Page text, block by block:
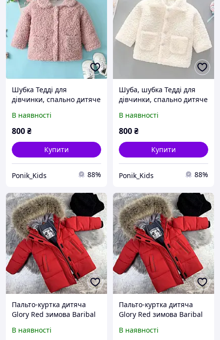
Шубка Тедді для
дівчинки, спально дитяче
В наявності
800₴
Купити
Ponik_Kids 88%
Шуба, шубка Тедді для
дівчинки, спально дитяче
В наявності
800₴
Купити
Ponik_Kids 88%
Пальто-куртка дитяча
Glory Red зимова Baribal
В наявності
Пальто-куртка дитяча
Glory Red зимова Baribal
В наявності